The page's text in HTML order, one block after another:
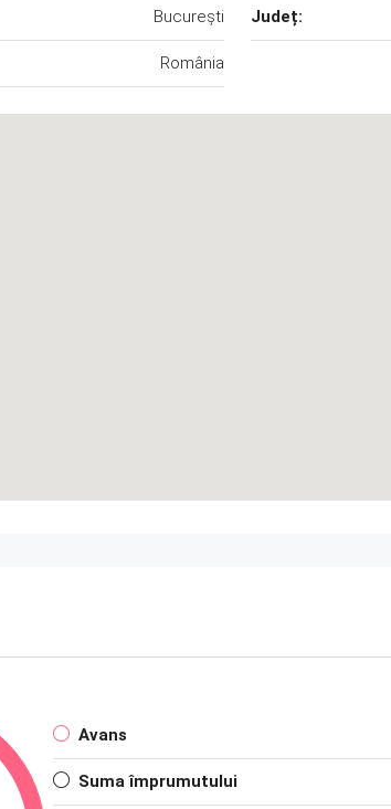
București Județ:
România
Avans
Suma împrumutului